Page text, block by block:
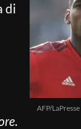
AFP/LaPresse
di